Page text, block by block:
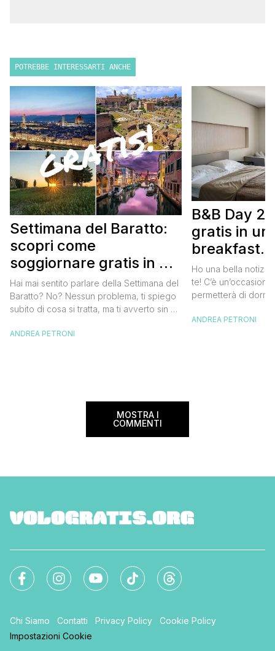
POTREBBE INTERESSARTI ANCHE
Settimana del Baratto:
scopri come
soggiornare gratis in un
bed and breakfast
Hai mai sentito parlare della Settimana del
Baratto? No? Nessun problema, ti spiego
subito di cosa si tratta, ma ti avverto sin da
tantissimo perché ti permetterà di
ANDREA PETRONI
B&B Day
gratis in un
breakfast.
gratis
Ho una bella
te! C’è
permetterà di
meravigliosi del
ANDREA PETRONI
MOSTRA I
COMMENTI
Chi Siamo Contatti Privacy Policy
Cookie Policy
Impostazioni Cookie